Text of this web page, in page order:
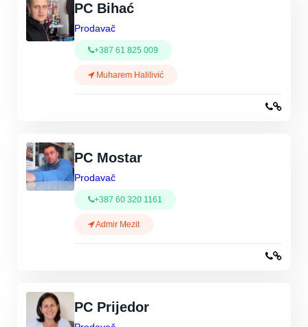
PC Bihać
Prodavač
+387 61 825 009
Muharem Halilivić
PC Mostar
Prodavač
+387 60 320 1161
Admir Mezit
PC Prijedor